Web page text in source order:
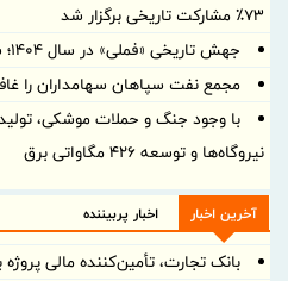
۷۳٪ مشارکت تاریخی برگزار شد
جهش تاریخی «فملی» در سال ۱۴۰۴؛ سود خالص به ۱۵۰ همت رسید
مجمع نفت سپاهان سهامداران را
با وجود جنگ و حملات موشکی،
نیروگاه‌ها و توسعه ۴۲۶ مگاواتی برق
آخرین اخبار اخبار پربیننده
بانک تجارت، تأمین‌کننده مالی پروژه بازسازی